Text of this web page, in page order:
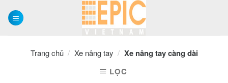
Trang chủ / Xe nâng tay / Xe nâng tay càng dài
LỌC